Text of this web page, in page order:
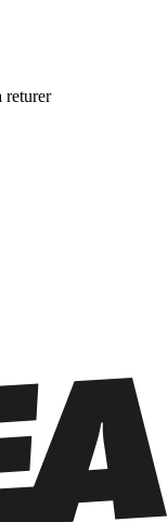
returer